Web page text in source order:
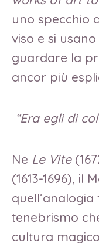
uno specchio
viso e si
guardare la
ancor più
“Era egli di
Ne Le Vite
(1613-1696), il
tenebrismo
cultura